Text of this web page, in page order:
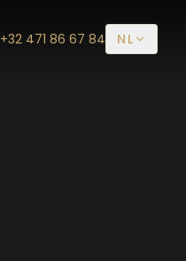
+32 471 86 67 84 NL